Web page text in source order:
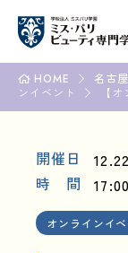
高校3年生の
保護者の方
学校関係者
ミスパリに
オープンキャ
資格・就職
HOME 名古
ンイベント
【
開催日
時 間
オンラインイ